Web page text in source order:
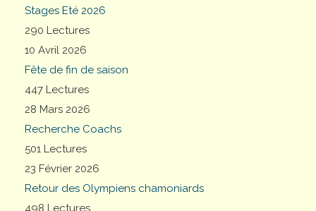
Stages Eté 2026
290 Lectures
10 Avril 2026
Fête de fin de saison
447 Lectures
28 Mars 2026
Recherche Coachs
501 Lectures
23 Février 2026
Retour des Olympiens chamoniards
498 Lectures